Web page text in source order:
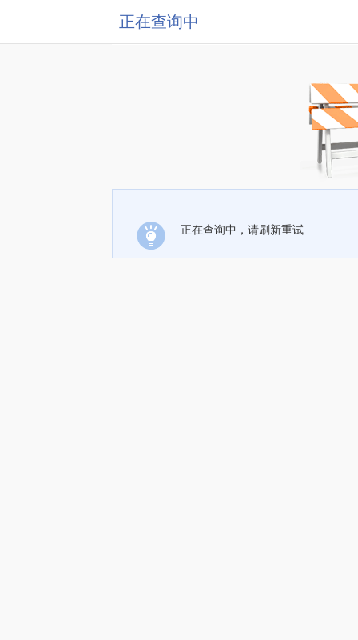
正在查询中
正在查询中，请刷新重试